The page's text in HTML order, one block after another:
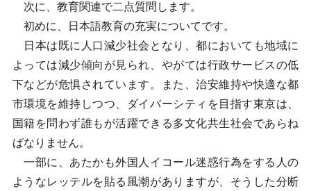
次に、教育関連で二点質問します。
初めに、日本語教育の充実についてです。
日本は既に人口減少社会となり、都においても地域に
よっては減少傾向が見られ、やがては行政サービスの低
下などが危惧されています。また、治安維持や快適な都
市環境を維持しつつ、ダイバーシティを目指す東京は、
国籍を問わず誰もが活躍できる多文化共生社会であらね
ばなりません。
一部に、あたかも外国人イコール迷惑行為をする人の
ようなレッテルを貼る風潮がありますが、そうした分断